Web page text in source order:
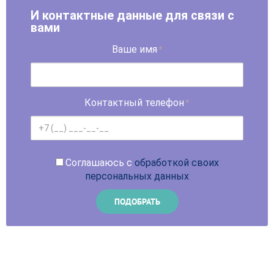
И контактные данные для связи с
вами
Ваше имя *
Контактный телефон *
Соглашаюсь с обработкой своих
персональных данных